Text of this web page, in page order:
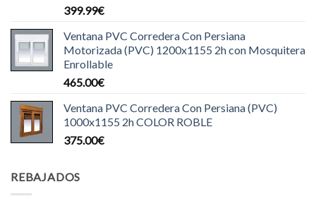
399.99€
Ventana PVC Corredera Con Persiana
Motorizada (PVC) 1200x1155 2h con Mosquitera
Enrollable
465.00€
Ventana PVC Corredera Con Persiana (PVC)
1000x1155 2h COLOR ROBLE
375.00€
REBAJADOS